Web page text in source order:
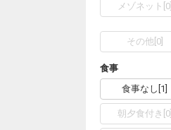
メゾネット 0]
その他[ 0]
食事
食事なし 1
朝夕食付き 0]